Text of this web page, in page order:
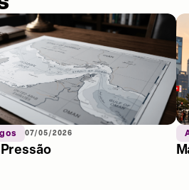
07/05/2026